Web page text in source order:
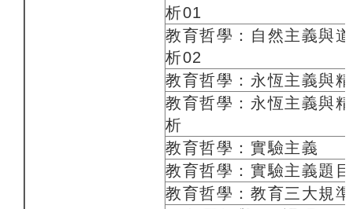
析01
教育哲學：自然主義與
析02
教育哲學：永恆主義與
教育哲學：永恆主義與
析
教育哲學：實驗主義
教育哲學：實驗主義題
教育哲學：教育三大規準